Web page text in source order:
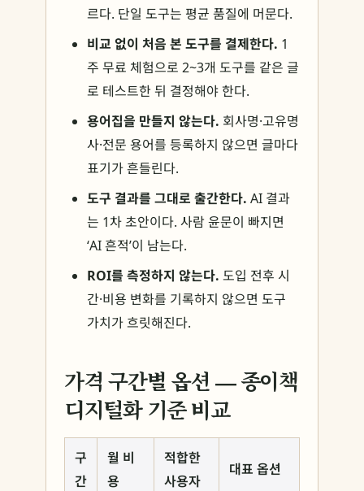
르다. 단일 도구는 평균 품질에 머문다.
비교 없이 처음 본 도구를 결제한다. 1
주 무료 체험으로 2~3개 도구를 같은 글
로 테스트한 뒤 결정해야 한다.
용어집을 만들지 않는다. 회사명·고유명
사·전문 용어를 등록하지 않으면 글마다
표기가 흔들린다.
도구 결과를 그대로 출간한다. AI 결과
는 1차 초안이다. 사람 윤문이 빠지면
‘AI 흔적’이 남는다.
ROI를 측정하지 않는다. 도입 전후 시
간·비용 변화를 기록하지 않으면 도구
가치가 흐릿해진다.
가격 구간별 옵션 — 종이책
디지털화 기준 비교
구
간
월 비
용
적합한
사용자
대표 옵션